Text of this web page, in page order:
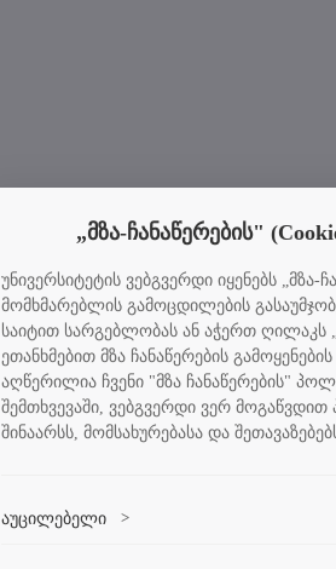
„მზა-ჩანაწერების"
უნივერსიტეტის ვებგვერდი იყენებს „მზა-
მომხმარებლის გამოცდილების
საიტით სარგებლობას ან აჭერთ ღილაკს
ეთანხმებით მზა ჩანაწერების
აღწერილია ჩვენი "მზა ჩანაწერების"
შემთხვევაში, ვებგვერდი ვერ
შინაარსს, მომსახურებასა და
აუცილებელი >
დაშვება